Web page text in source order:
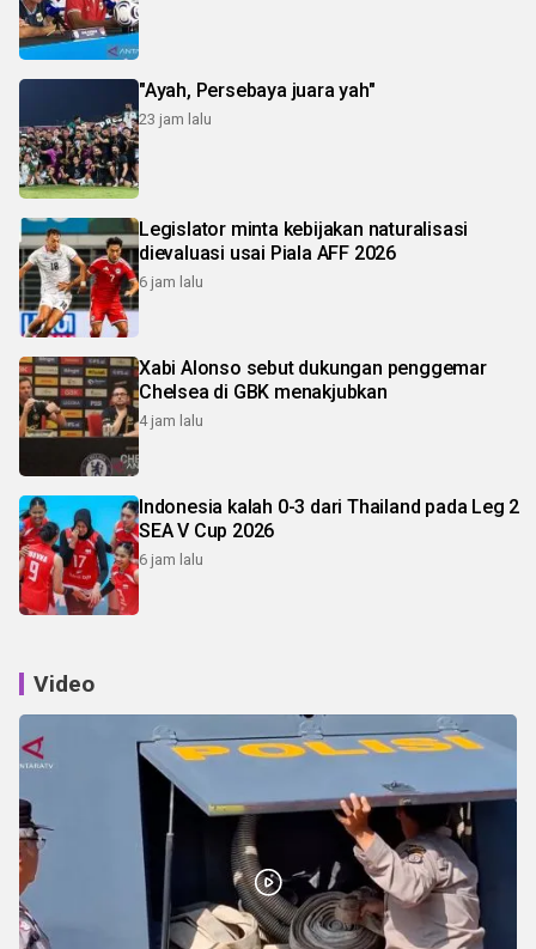
"Ayah, Persebaya juara yah"
23 jam lalu
Legislator minta kebijakan naturalisasi
dievaluasi usai Piala AFF 2026
6 jam lalu
Xabi Alonso sebut dukungan penggemar
Chelsea di GBK menakjubkan
4 jam lalu
Indonesia kalah 0-3 dari Thailand pada Leg 2
SEA V Cup 2026
6 jam lalu
Video